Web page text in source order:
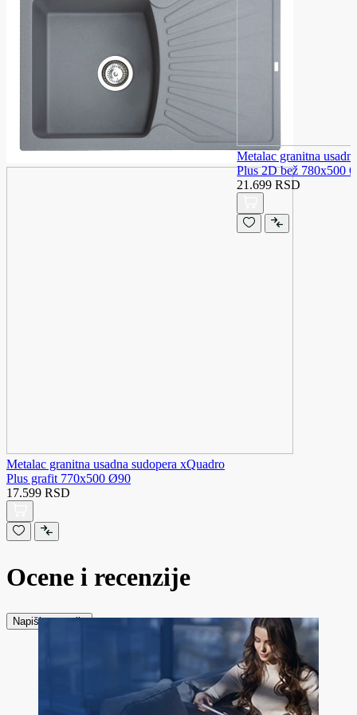
Metalac granitna usadna sudopera xQuadro
Plus grafit 770x500 Ø90
17.599 RSD
Metalac granitna
Plus 2D bež 780x500
21.699 RSD
Ocene i recenzije
Napiši recenziju